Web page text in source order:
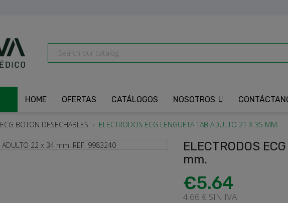
HOME OFERTAS CATÁLOGOS NOSOTROS
ECG BOTON DESECHABLES ELECTRODOS ECG LENGUETA TAB ADULTO 21 X 35 MM.
ELECTRODOS
mm.
€5.64
4.66 € SIN IVA